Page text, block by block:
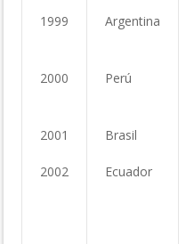
1999 Argentina
2000 Perú
2001 Brasil
2002 Ecuador